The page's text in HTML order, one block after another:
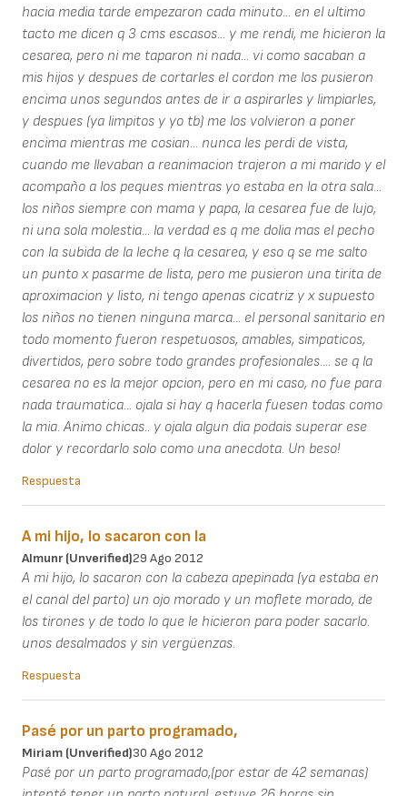
hacia media tarde empezaron cada minuto... en el ultimo
tacto me dicen q 3 cms escasos... y me rendi, me hicieron la
cesarea, pero ni me taparon ni nada... vi como sacaban a
mis hijos y despues de cortarles el cordon me los pusieron
encima unos segundos antes de ir a aspirarles y limpiarles,
y despues (ya limpitos y yo tb) me los volvieron a poner
encima mientras me cosian... nunca les perdi de vista,
cuando me llevaban a reanimacion trajeron a mi marido y el
acompaño a los peques mientras yo estaba en la otra sala...
los niños siempre con mama y papa, la cesarea fue de lujo,
ni una sola molestia... la verdad es q me dolia mas el pecho
con la subida de la leche q la cesarea, y eso q se me salto
un punto x pasarme de lista, pero me pusieron una tirita de
aproximacion y listo, ni tengo apenas cicatriz y x supuesto
los niños no tienen ninguna marca... el personal sanitario en
todo momento fueron respetuosos, amables, simpaticos,
divertidos, pero sobre todo grandes profesionales.... se q la
cesarea no es la mejor opcion, pero en mi caso, no fue para
nada traumatica... ojala si hay q hacerla fuesen todas como
la mia. Animo chicas.. y ojala algun dia podais superar ese
dolor y recordarlo solo como una anecdota. Un beso!
Respuesta
A mi hijo, lo sacaron con la
Almunr (unverified)29 Ago 2012
A mi hijo, lo sacaron con la cabeza apepinada (ya estaba en
el canal del parto) un ojo morado y un moflete morado, de
los tirones y de todo lo que le hicieron para poder sacarlo.
unos desalmados y sin vergüenzas.
Respuesta
Pasé por un parto programado,
Miriam (unverified)30 Ago 2012
Pasé por un parto programado,(por estar de 42 semanas)